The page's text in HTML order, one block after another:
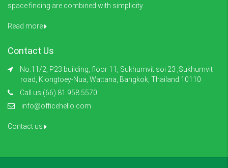
space finding are combined with simplicity.
Read more
Contact Us
No.11/2, P23 building, floor 11, Sukhumvit soi 23 ,Sukhumvit
road, Klongtoey-Nua, Wattana, Bangkok, Thailand 10110
Call us (66) 81 958 5570
info@officehello.com
Contact us